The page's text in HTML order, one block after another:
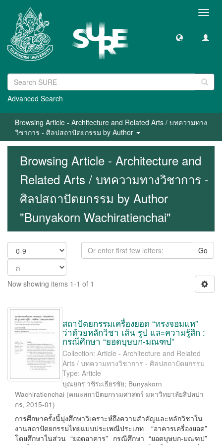
Advanced Search
Browsing Article - Architecture and Related Arts / บทความทาง
วิชาการ - ศิลปสถาปัตยกรรม by Author
Browsing Article - Architecture and
Related Arts / บทความทางวิชาการ -
ศิลปสถาปัตยกรรม by Author
"Bunyakorn Wachiratienchai"
Go
Now showing items 1-1 of 1
สถาปัตยกรรมเครื่องยอด “ทรงจอมแห”
ว่าด้วยหลักวิชา เส้น รูป และความรู้สึก :
กรณีศึกษา “ยอดบุษบก-มณฑป”
Collection: Article - Architecture and Related
Arts / บทความทางวิชาการ - ศิลปสถาปัตยกรรม
Type: Article
บุณยกร วชิระเธียรชัย; Bunyakorn
Wachiratienchai (คณะสถาปัตยกรรมศาสตร์ มหาวิทยาลัยสิปลปา
กร, 2015-01)
การศึกษาครั้งนี้มุ่งศึกษาวิเคราะห์ถึงความสำคัญและหลักวิชาใน
งานสถาปัตยกรรมไทยแบบประเพณีประเภท “อาคารเครื่องยอด”
โดยศึกษาในส่วน “ยอดอาคาร” กรณีศึกษา “ยอดบุษบก-มณฑป”